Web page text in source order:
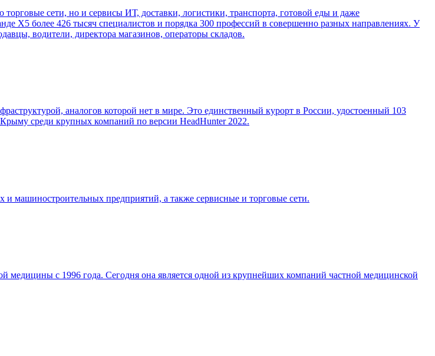
сети, но и сервисы ИТ, доставки, логистики, транспорта, готовой еды и даже
Х5 более 426 тысяч специалистов и порядка 300 профессий в совершенно разных направлениях. У
водители, директора магазинов, операторы складов.
аналогов которой нет в мире. Это единственный курорт в России, удостоенный 103
среди крупных компаний по версии HeadHunter 2022.
машиностроительных предприятий, а также сервисные и торговые сети.
с 1996 года. Сегодня она является одной из крупнейших компаний частной медицинской